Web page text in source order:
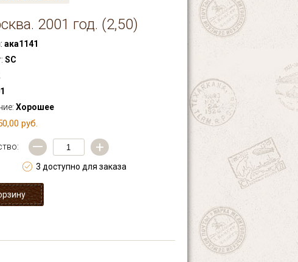
2001 год. (2,50)
ака1141
SC
Хорошее
руб.
— +
3 доступно для заказа